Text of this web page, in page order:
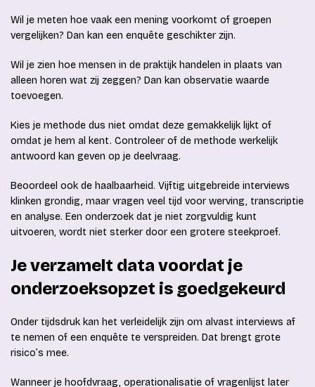
Wil je meten hoe vaak een mening voorkomt of groepen
vergelijken? Dan kan een enquête geschikter zijn.
Wil je zien hoe mensen in de praktijk handelen in plaats van
alleen horen wat zij zeggen? Dan kan observatie waarde
toevoegen.
Kies je methode dus niet omdat deze gemakkelijk lijkt of
omdat je hem al kent. Controleer of de methode werkelijk
antwoord kan geven op je deelvraag.
Beoordeel ook de haalbaarheid. Vijftig uitgebreide interviews
klinken grondig, maar vragen veel tijd voor werving, transcriptie
en analyse. Een onderzoek dat je niet zorgvuldig kunt
uitvoeren, wordt niet sterker door een grotere steekproef.
Je verzamelt data voordat je
onderzoeksopzet is goedgekeurd
Onder tijdsdruk kan het verleidelijk zijn om alvast interviews af
te nemen of een enquête te verspreiden. Dat brengt grote
risico’s mee.
Wanneer je hoofdvraag, operationalisatie of vragenlijst later